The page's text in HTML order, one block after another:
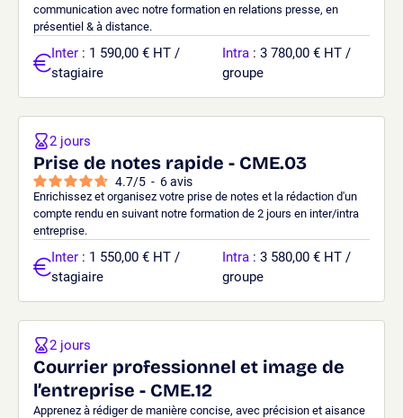
communication avec notre formation en relations presse, en
présentiel & à distance.
Inter : 1 590,00 € HT /
stagiaire
Intra : 3 780,00 € HT /
groupe
Prise de notes rapide - CME.03
4.7/5 - 6avis
Enrichissez et organisez votre prise de notes et la rédaction d'un
compte rendu en suivant notre formation de 2 jours en inter/intra
entreprise.
2 jours
Inter : 1 550,00 € HT /
stagiaire
Intra : 3 580,00 € HT /
groupe
Courrier professionnel et image de
l’entreprise - CME.12
Apprenez à rédiger de manière concise, avec précision et aisance
2 jours